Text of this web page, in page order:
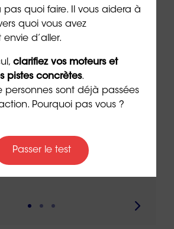
testez vos “soft
6 min.
pas quoi faire. Il vous aidera à
quoi vous avez
d’aller.
clarifiez vos moteurs et
pistes concrètes.
personnes sont déjà passées
Pourquoi pas vous ?
Passer le test